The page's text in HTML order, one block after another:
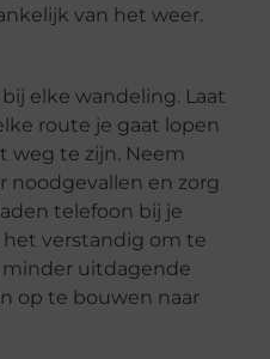
van het weer.
elke wandeling. Laat
route je gaat lopen
weg te zijn. Neem
noodgevallen en zorg
telefoon bij je
het verstandig om te
uitdagende
op te bouwen naar